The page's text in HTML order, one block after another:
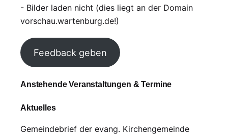
- Bilder laden nicht (dies liegt an der Domain
vorschau.wartenburg.de!)
Feedback geben
Anstehende Veranstaltungen & Termine
Aktuelles
Gemeindebrief der evang. Kirchengemeinde